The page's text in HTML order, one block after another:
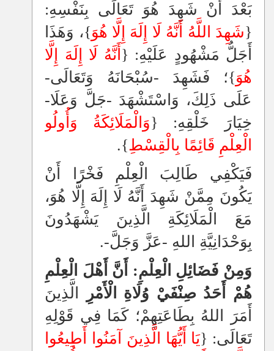
بَعْدَ أَنْ شَهِدَ هُوَ تَعَالَى بِنَفْسِهِ:
{شَهِدَ اللَّهُ أَنَّهُ لَا إِلَهَ إِلَّا هُوَ}، وَهَذَا
أَجَلُّ مَشْهُودٍ عَلَيْهِ: { أَنَّهُ لَا إِلَهَ إِلَّا
هُوَ}؛ فَشَهِدَ -سُبْحَانَهُ وَتَعَالَى-
عَلَى ذَلِكَ، وَاسْتَشْهَدَ -جَلَّ وَعَلَا-
خِيَارَ خَلْقِهِ: {وَالْمَلَائِكَةُ وَأُولُو
الْعِلْمِ قَائِمًا بِالْقِسْطِ}.
فَيَكْفِي طَالِبَ الْعِلْمِ فَخْرًا أَنْ
يَكُونَ مِمَّنْ شَهِدَ أَنَّهُ لَا إِلَهَ إِلَّا هُوَ،
مَعَ الْمَلَائِكَةِ الَّذِينَ يَشْهَدُونَ
بِوَحْدَانِيَّةِ اللهِ -عَزَّ وَجَلَّ-.
وَمِنْ فَضَائِلِ الْعِلْمِ: أَنَّ أَهْلَ الْعِلْمِ
هُمْ أَحَدُ صِنْفَيْ وُلَاةِ الْأَمْرِ
الَّذِينَ
أَمَرَ اللهُ بِطَاعَتِهِمْ؛ كَمَا فِي قَوْلِهِ
تَعَالَى: {يَا أَيُّهَا الَّذِينَ آمَنُوا أَطِيعُوا